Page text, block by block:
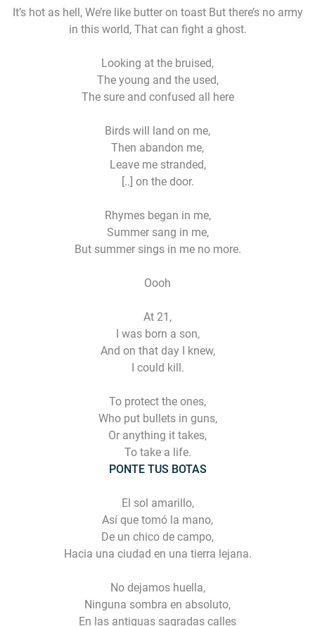
It’s hot as hell, We’re like butter on toast But there’s no army
in this world, That can fight a ghost.
Looking at the bruised,
The young and the used,
The sure and confused all here
Birds will land on me,
Then abandon me,
Leave me stranded,
[..] on the door.
Rhymes began in me,
Summer sang in me,
But summer sings in me no more.
Oooh
At 21,
I was born a son,
And on that day I knew,
I could kill.
To protect the ones,
Who put bullets in guns,
Or anything it takes,
To take a life.
PONTE TUS BOTAS
El sol amarillo,
Así que tomó la mano,
De un chico de campo,
Hacia una ciudad en una tierra lejana.
No dejamos huella,
Ninguna sombra en absoluto,
En las antiguas sagradas calles